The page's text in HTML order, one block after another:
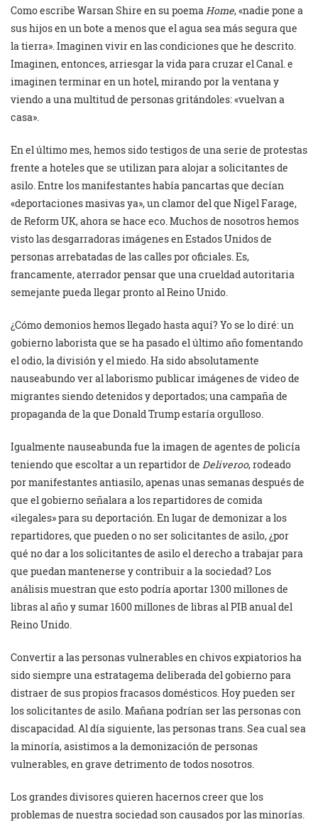
Como escribe Warsan Shire en su poema Home, «nadie pone a
sus hijos en un bote a menos que el agua sea más segura que
la tierra». Imaginen vivir en las condiciones que he descrito.
Imaginen, entonces, arriesgar la vida para cruzar el Canal. e
imaginen terminar en un hotel, mirando por la ventana y
viendo a una multitud de personas gritándoles: «vuelvan a
casa».
En el último mes, hemos sido testigos de una serie de protestas
frente a hoteles que se utilizan para alojar a solicitantes de
asilo. Entre los manifestantes había pancartas que decían
«deportaciones masivas ya», un clamor del que Nigel Farage,
de Reform UK, ahora se hace eco. Muchos de nosotros hemos
visto las desgarradoras imágenes en Estados Unidos de
personas arrebatadas de las calles por oficiales. Es,
francamente, aterrador pensar que una crueldad autoritaria
semejante pueda llegar pronto al Reino Unido.
¿Cómo demonios hemos llegado hasta aquí? Yo se lo diré: un
gobierno laborista que se ha pasado el último año fomentando
el odio, la división y el miedo. Ha sido absolutamente
nauseabundo ver al laborismo publicar imágenes de video de
migrantes siendo detenidos y deportados; una campaña de
propaganda de la que Donald Trump estaría orgulloso.
Igualmente nauseabunda fue la imagen de agentes de policía
teniendo que escoltar a un repartidor de Deliveroo, rodeado
por manifestantes antiasilo, apenas unas semanas después de
que el gobierno señalara a los repartidores de comida
«ilegales» para su deportación. En lugar de demonizar a los
repartidores, que pueden o no ser solicitantes de asilo, ¿por
qué no dar a los solicitantes de asilo el derecho a trabajar para
que puedan mantenerse y contribuir a la sociedad? Los
análisis muestran que esto podría aportar 1300 millones de
libras al año y sumar 1600 millones de libras al PIB anual del
Reino Unido.
Convertir a las personas vulnerables en chivos expiatorios ha
sido siempre una estratagema deliberada del gobierno para
distraer de sus propios fracasos domésticos. Hoy pueden ser
los solicitantes de asilo. Mañana podrían ser las personas con
discapacidad. Al día siguiente, las personas trans. Sea cual sea
la minoría, asistimos a la demonización de personas
vulnerables, en grave detrimento de todos nosotros.
Los grandes divisores quieren hacernos creer que los
problemas de nuestra sociedad son causados por las minorías.